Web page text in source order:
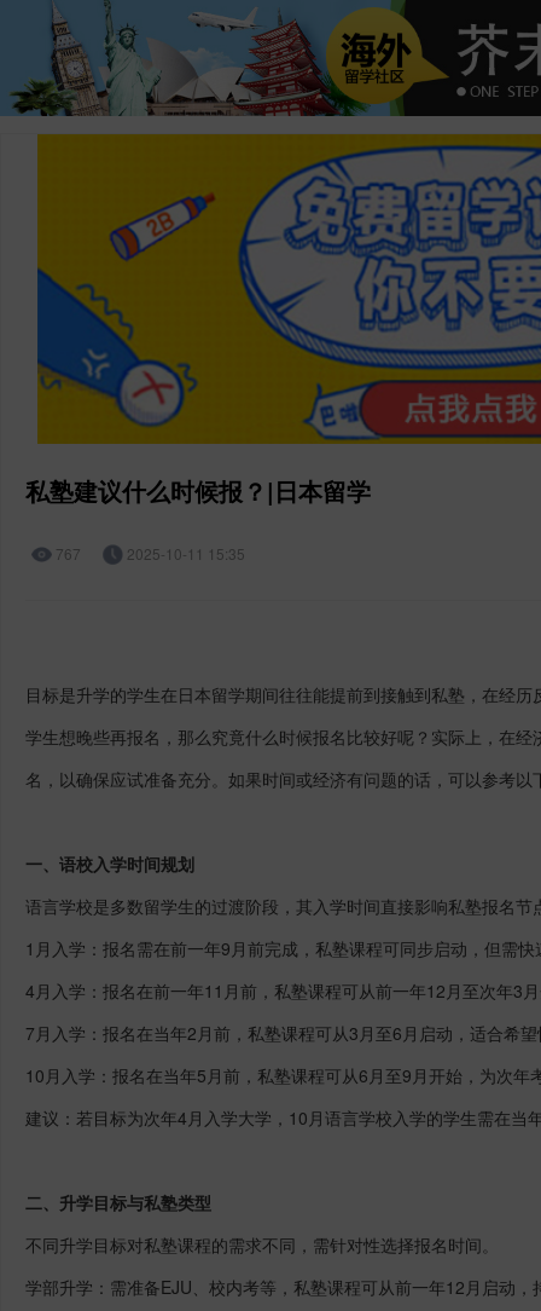
私塾建议什么时候报？|日本留学
767 2025-10-11 15:35
目标是升学的学生在日本留学期间往往能提前到接触到私塾，在经
学生想晚些再报名，那么究竟什么时候报名比较好呢？实际上，在
名，以确保应试准备充分。如果时间或经济有问题的话，可以参考以
一、语校入学时间规划
语言学校是多数留学生的过渡阶段，其入学时间直接影响私塾报名节
1 月入学：报名需在前一年9 月前完成，私塾课程可同步启动，但需
4 月入学：报名在前一年11 月前，私塾课程可从前一年12 月至次年3
7 月入学：报名在当年2 月前，私塾课程可从3 月至6 月启动，适合希
10 月入学：报名在当年5 月前，私塾课程可从6 月至9 月开始，为次年
建议：若目标为次年4 月入学大学， 10 月语言学校入学的学生需在当
二、升学目标与私塾类型
不同升学目标对私塾课程的需求不同，需针对性选择报名时间。
学部升学：需准备EJU 、校内考等，私塾课程可从前一年12 月启动，